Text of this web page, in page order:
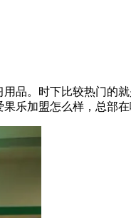
品。时下比较热门的
乐加盟怎么样，总部在